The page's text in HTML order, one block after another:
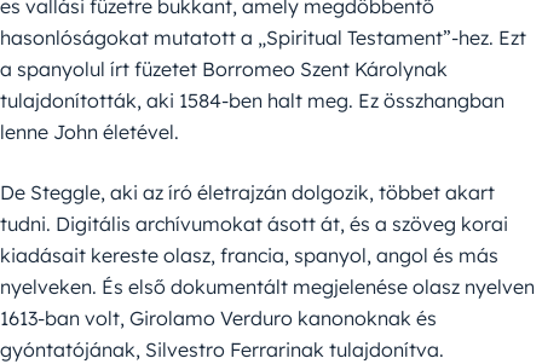
es vallási füzetre bukkant, amely megdöbbentő
hasonlóságokat mutatott a „Spiritual Testament”-hez. Ezt
a spanyolul írt füzetet Borromeo Szent Károlynak
tulajdonították, aki 1584-ben halt meg. Ez összhangban
lenne John életével.
De Steggle, aki az író életrajzán dolgozik, többet akart
tudni. Digitális archívumokat ásott át, és a szöveg korai
kiadásait kereste olasz, francia, spanyol, angol és más
nyelveken. És első dokumentált megjelenése olasz nyelven
1613-ban volt, Girolamo Verduro kanonoknak és
gyóntatójának, Silvestro Ferrarinak tulajdonítva.